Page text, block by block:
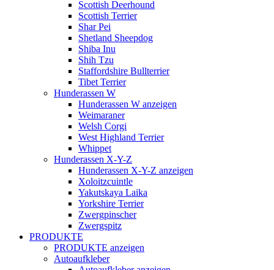
Scottish Deerhound
Scottish Terrier
Shar Pei
Shetland Sheepdog
Shiba Inu
Shih Tzu
Staffordshire Bullterrier
Tibet Terrier
Hunderassen W
Hunderassen W anzeigen
Weimaraner
Welsh Corgi
West Highland Terrier
Whippet
Hunderassen X-Y-Z
Hunderassen X-Y-Z anzeigen
Xoloitzcuintle
Yakutskaya Laika
Yorkshire Terrier
Zwergpinscher
Zwergspitz
PRODUKTE
PRODUKTE anzeigen
Autoaufkleber